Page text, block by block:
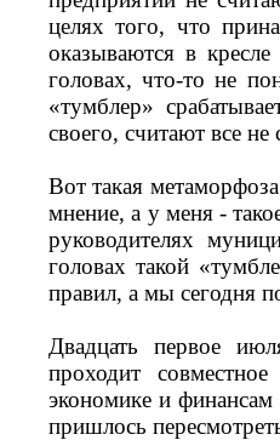
целях того, что
оказываются в
головах, что-то не
«тумблер»
своего, считают все
Вот такая
мнение, а у меня -
руководителях
головах такой
правил, а мы сегодня
Двадцать первое
проходит
экономике и
пришлось